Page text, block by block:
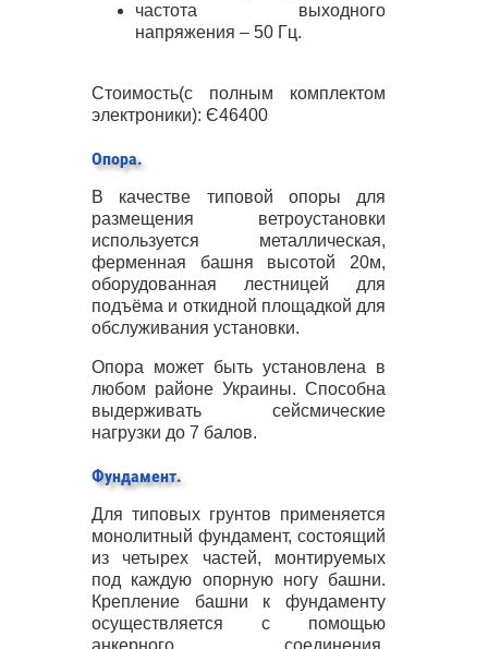
частота выходного
напряжения – 50 Гц.
Стоимость(с полным комплектом
электроники): Є46400
Опора.
В качестве типовой опоры для
размещения ветроустановки
используется металлическая,
ферменная башня высотой 20м,
оборудованная лестницей для
подъёма и откидной площадкой для
обслуживания установки.
Опора может быть установлена в
любом районе Украины. Способна
выдерживать сейсмические
нагрузки до 7 балов.
Фундамент.
Для типовых грунтов применяется
монолитный фундамент, состоящий
из четырех частей, монтируемых
под каждую опорную ногу башни.
Крепление башни к фундаменту
осуществляется с помощью
анкерного соединения.